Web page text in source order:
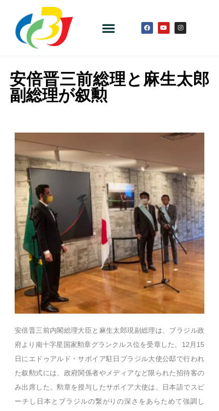
安倍晋三前総理と麻生太郎
副総理が叙勲
安倍晋三前内閣総理大臣と麻生太郎現副総理は、ブラジル政
府より南十字星国家勲章グランクルス位を受章した。12月15
日にエドゥアルド・サボイア駐日ブラジル大使公邸で行われ
た叙勲式には、政府関係者やメディアなど限られた招待客の
み出席した。勲章を授与したサボイア大使は、日本語でスピ
ーチし日本とブラジルの繋がりの深さをあらためて強調し